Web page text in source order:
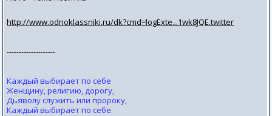
http://www.odnoklassniki.ru/dk?cmd=logExte...1wk8JQE.twitter
--------------------
Каждый выбирает по себе
Женщину, религию, дорогу,
Дьяволу служить или пророку,
Каждый выбирает по себе.